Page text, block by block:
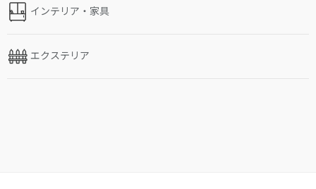
インテリア・家具
エクステリア